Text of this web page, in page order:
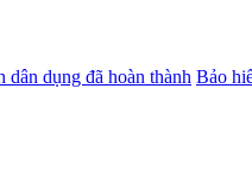
dụng đã hoàn thành Bảo